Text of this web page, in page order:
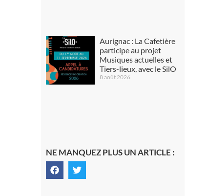
Aurignac : La Cafetière
participe au projet
Musiques actuelles et
Tiers-lieux, avec le SilO
8 août 2026
NE MANQUEZ PLUS UN ARTICLE :